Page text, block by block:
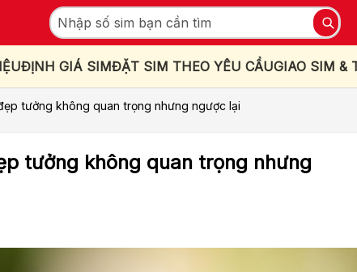
ĐỊNH GIÁ SIMĐẶT SIM THEO YÊU CẦUGIAO SIM &
tưởng không quan trọng nhưng ngược lại
tưởng không quan trọng nhưng